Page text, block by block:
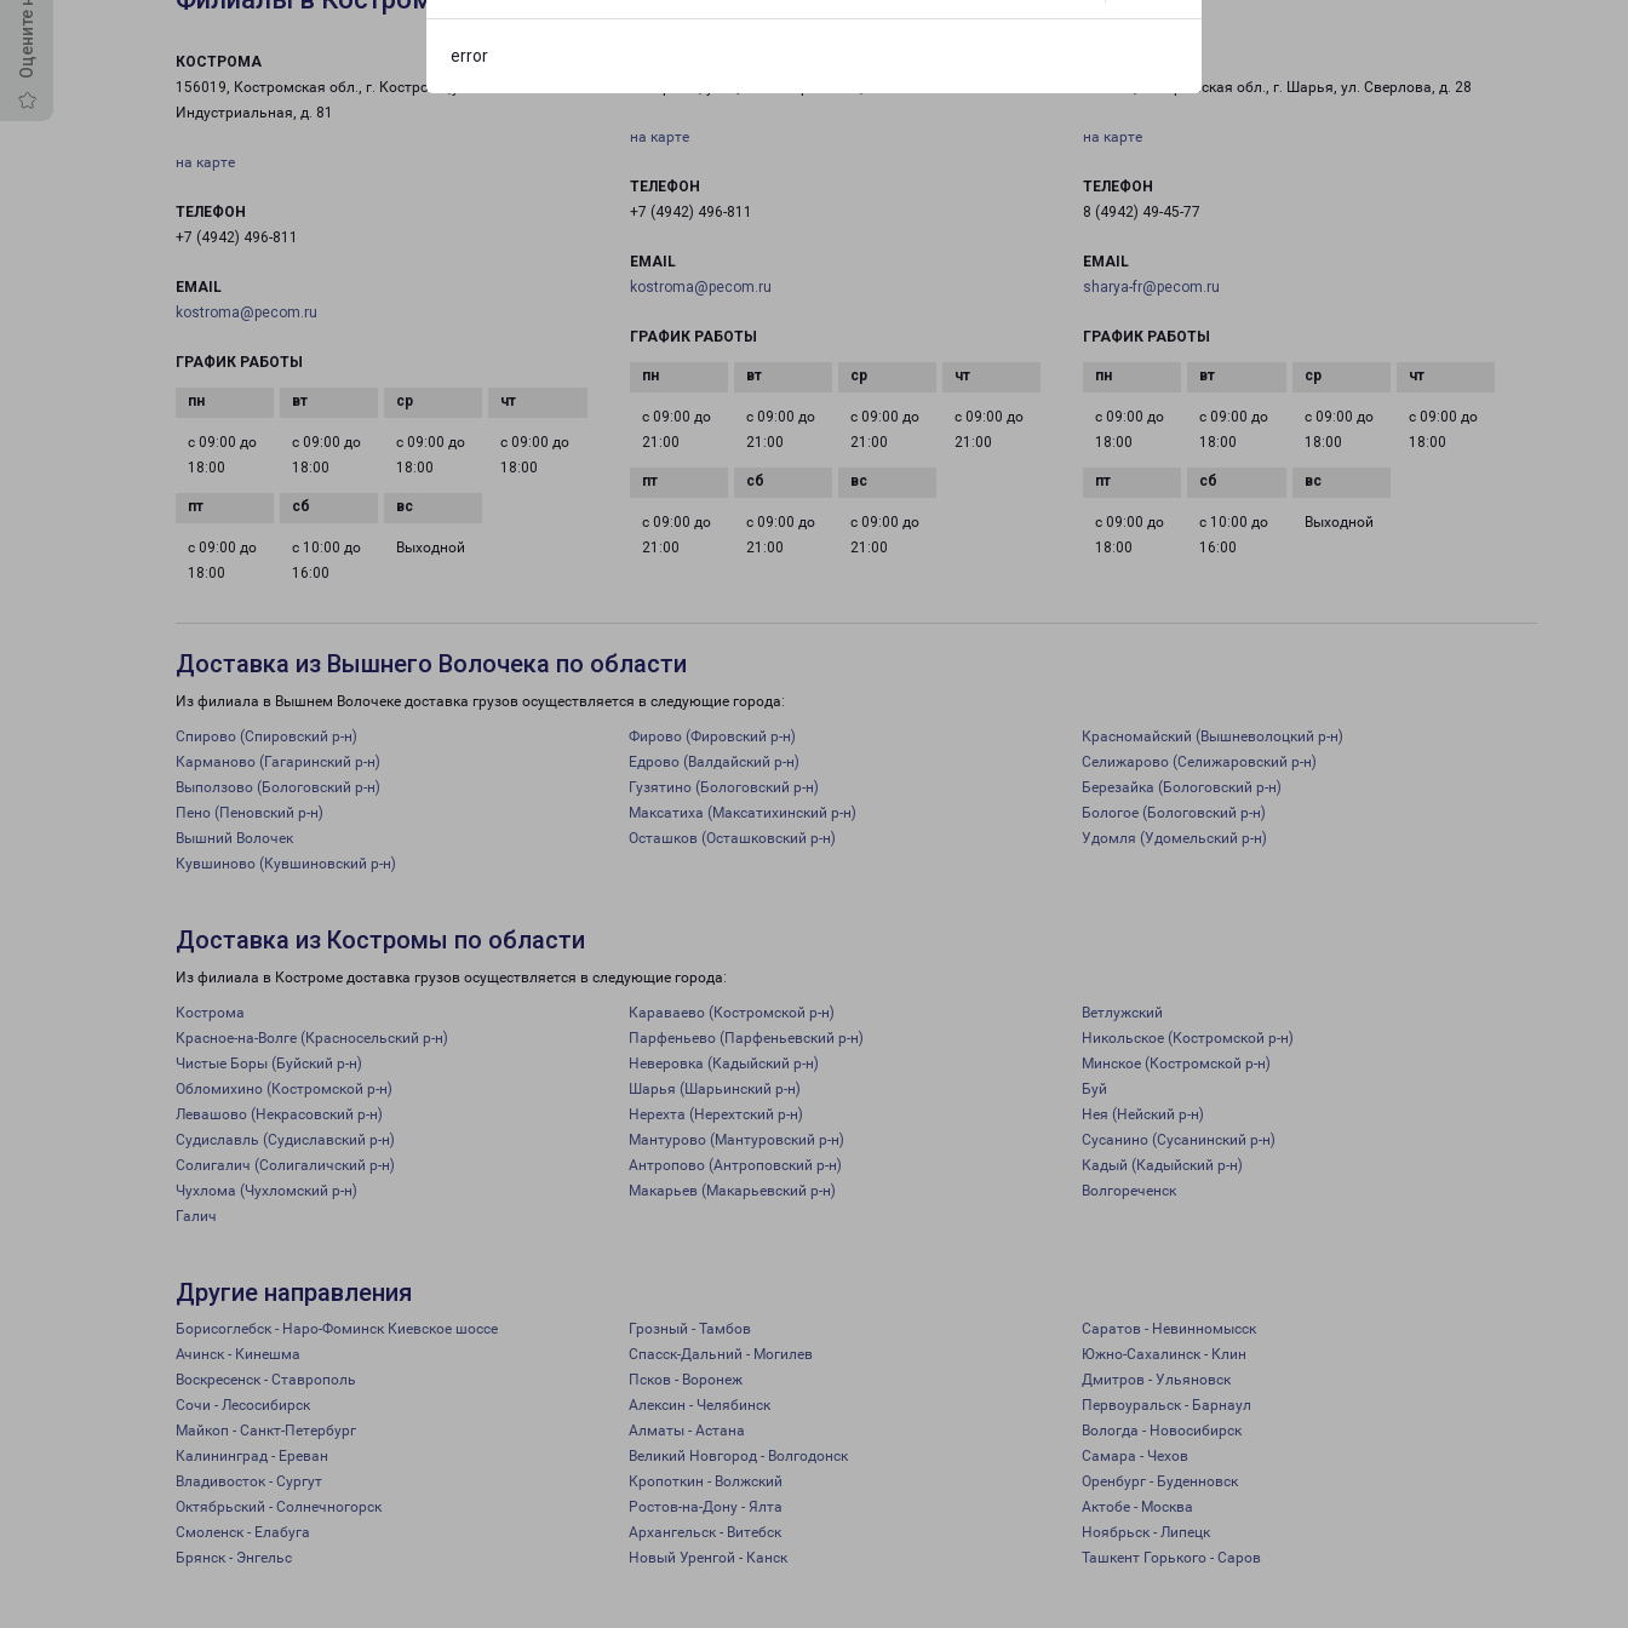
error
КОСТРОМА
156019, Костромская обл., г. Кострома,ул.
Индустриальная, д. 81
на карте
ТЕЛЕФОН
+7 (4942) 496-811
EMAIL
kostroma@pecom.ru
ГРАФИК РАБОТЫ
с 09:00 до
18:00
с 09:00 до
18:00
с 09:00 до
18:00
с 09:00 до
18:00
с 09:00 до
18:00
с 10:00 до
16:00
Выходной
на карте
ТЕЛЕФОН
+7 (4942) 496-811
EMAIL
kostroma@pecom.ru
ГРАФИК РАБОТЫ
с 09:00 до
21:00
с 09:00 до
21:00
с 09:00 до
21:00
с 09:00 до
21:00
с 09:00 до
21:00
с 09:00 до
21:00
с 09:00 до
21:00
157500, Костромская обл., г. Шарья, ул. Сверлова, д. 28
на карте
ТЕЛЕФОН
8 (4942) 49-45-77
EMAIL
sharya-fr@pecom.ru
ГРАФИК РАБОТЫ
с 09:00 до
18:00
с 09:00 до
18:00
с 09:00 до
18:00
с 09:00 до
18:00
с 09:00 до
18:00
с 10:00 до
16:00
Выходной
Доставка из Вышнего Волочека по области
Из филиала в Вышнем Волочеке доставка грузов осуществляется в следующие города:
Спирово (Спировский р-н) Фирово (Фировский р-н)
Красномайский (Вышневолоцкий р-н)
Карманово (Гагаринский р-н)
Едрово (Валдайский р-н)
Селижарово (Селижаровский р-н)
Выползово (Бологовский р-н)
Гузятино (Бологовский р-н)
Березайка (Бологовский р-н)
Пено (Пеновский р-н)
Максатиха (Максатихинский р-н)
Бологое (Бологовский р-н)
Вышний Волочек
Осташков (Осташковский р-н)
Удомля (Удомельский р-н)
Кувшиново (Кувшиновский р-н)
Доставка из Костромы по области
Из филиала в Костроме доставка грузов осуществляется в следующие города:
Кострома Караваево (Костромской р-н)
Ветлужский
Красное-на-Волге (Красносельский р-н)
Парфеньево (Парфеньевский р-н)
Никольское (Костромской р-н)
Чистые Боры (Буйский р-н)
Неверовка (Кадыйский р-н)
Минское (Костромской р-н)
Обломихино (Костромской р-н)
Шарья (Шарьинский р-н)
Буй
Левашово (Некрасовский р-н)
Нерехта (Нерехтский р-н)
Нея (Нейский р-н)
Судиславль (Судиславский р-н)
Мантурово (Мантуровский р-н)
Сусанино (Сусанинский р-н)
Солигалич (Солигаличский р-н)
Антропово (Антроповский р-н)
Кадый (Кадыйский р-н)
Чухлома (Чухломский р-н)
Макарьев (Макарьевский р-н)
Волгореченск
Галич
Другие направления
Борисоглебск - Наро-Фоминск Киевское шоссе Грозный - Тамбов
Саратов - Невинномысск
Ачинск - Кинешма
Спасск-Дальний - Могилев
Южно-Сахалинск - Клин
Воскресенск - Ставрополь
Псков - Воронеж
Дмитров - Ульяновск
Сочи - Лесосибирск
Алексин - Челябинск
Первоуральск - Барнаул
Майкоп - Санкт-Петербург
Алматы - Астана
Вологда - Новосибирск
Калининград - Ереван
Великий Новгород - Волгодонск
Самара - Чехов
Владивосток - Сургут
Кропоткин - Волжский
Оренбург - Буденновск
Октябрьский - Солнечногорск
Ростов-на-Дону - Ялта
Актобе - Москва
Смоленск - Елабуга
Архангельск - Витебск
Ноябрьск - Липецк
Брянск - Энгельс
Новый Уренгой - Канск Ташкент Горького - Саров